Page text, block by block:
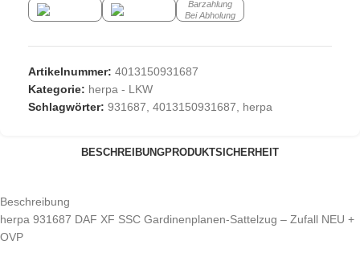
Barzahlung
Bei Abholung
Artikelnummer: 4013150931687
Kategorie: herpa - LKW
Schlagwörter: 931687, 4013150931687, herpa
BESCHREIBUNGPRODUKTSICHERHEIT
Beschreibung
herpa 931687 DAF XF SSC Gardinenplanen-Sattelzug – Zufall NEU +
OVP